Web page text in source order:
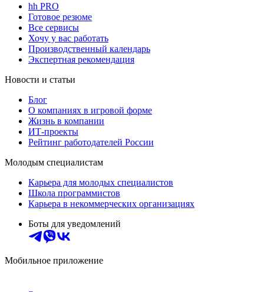
hh PRO
Готовое резюме
Все сервисы
Хочу у вас работать
Производственный календарь
Экспертная рекомендация
Новости и статьи
Блог
О компаниях в игровой форме
Жизнь в компании
ИТ-проекты
Рейтинг работодателей России
Молодым специалистам
Карьера для молодых специалистов
Школа программистов
Карьера в некоммерческих организациях
Боты для уведомлений
Мобильное приложение